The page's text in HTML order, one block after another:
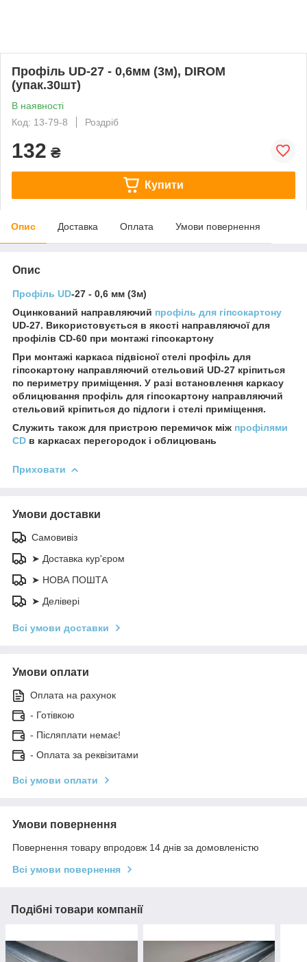
Профіль UD-27 - 0,6мм (3м), DIROM
(упак.30шт)
В наявності
Код: 13-79-8
Роздріб
132 ₴
Купити
Опис Доставка Оплата Умови повернення
Опис
Профіль UD-27 - 0,6 мм (3м)
Оцинкований направляючий профіль для гіпсокартону
UD-27. Використовується в якості направляючої для
профілів CD-60 при монтажі гіпсокартону
При монтажі каркаса підвісної стелі профіль для
гіпсокартону направляючий стельовий UD-27 кріпиться
по периметру приміщення. У разі встановлення каркасу
облицювання профіль для гіпсокартону направляючий
стельовий кріпиться до підлоги і стелі приміщення.
Служить також для пристрою перемичок між профілями
СD в каркасах перегородок і облицювань
Приховати
Умови доставки
Самовивіз
➤ Доставка кур'єром
➤ НОВА ПОШТА
➤ Делівері
Всі умови доставки
Умови оплати
Оплата на рахунок
- Готівкою
- Післяплати немає!
- Оплата за реквізитами
Всі умови оплати
Умови повернення
Повернення товару впродовж 14 днів за домовленістю
Всі умови повернення
Подібні товари компанії